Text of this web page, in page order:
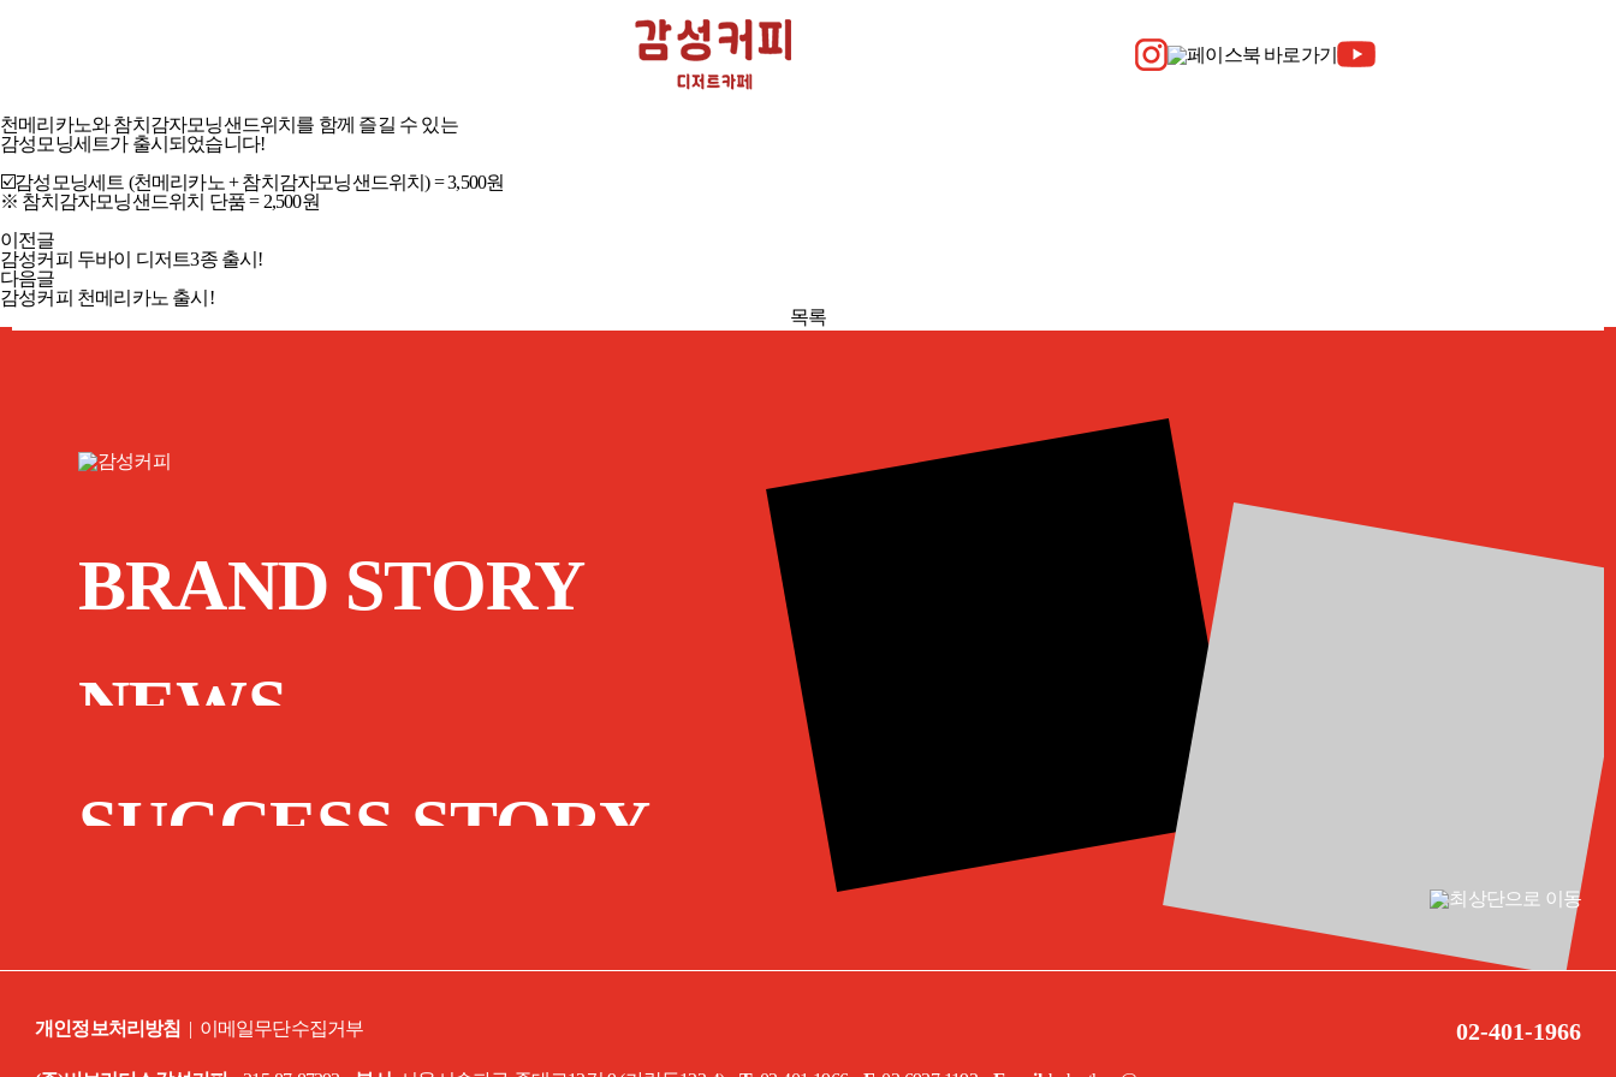
감성 가득한 감성커피
공지사항
이벤트 보도자료
천메리카노와 참치감자모닝샌드위치를 함께 즐길 수 있는
감성모닝세트가 출시되었습니다!
☑️감성모닝세트 (천메리카노 + 참치감자모닝샌드위치) = 3,500원
※ 참치감자모닝샌드위치 단품 = 2,500원
이전글
감성커피 두바이 디저트3종 출시!
다음글
감성커피 천메리카노 출시!
목록
BRAND STORY
NEWS
SUCCESS STORY
개인정보처리방침 | 이메일무단수집거부 02-401-1966